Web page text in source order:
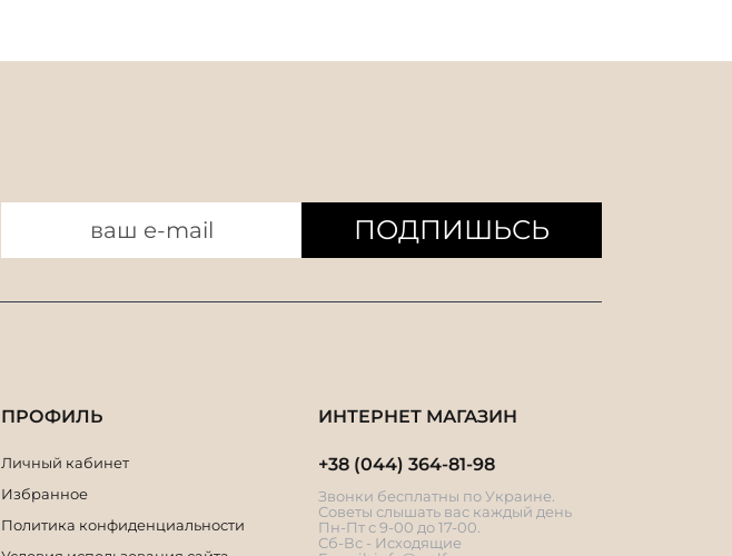
ПОДПИШЬСЬ
ПРОФИЛЬ
Личный кабинет
Избранное
Политика конфиденциальности
ИНТЕРНЕТ МАГАЗИН
+38 (044) 364-81-98
Звонки бесплатны по Украине.
Советы слышать вас каждый день
Пн-Пт с 9-00 до 17-00.
Сб-Вс - Исходящие